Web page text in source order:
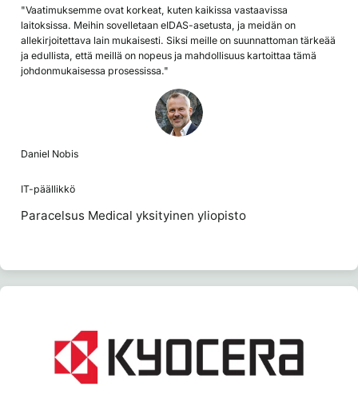
"Vaatimuksemme ovat korkeat, kuten kaikissa vastaavissa
laitoksissa. Meihin sovelletaan eIDAS-asetusta, ja meidän on
allekirjoitettava lain mukaisesti. Siksi meille on suunnattoman tärkeää
ja edullista, että meillä on nopeus ja mahdollisuus kartoittaa tämä
johdonmukaisessa prosessissa."
Daniel Nobis
IT-päällikkö
Paracelsus Medical yksityinen yliopisto